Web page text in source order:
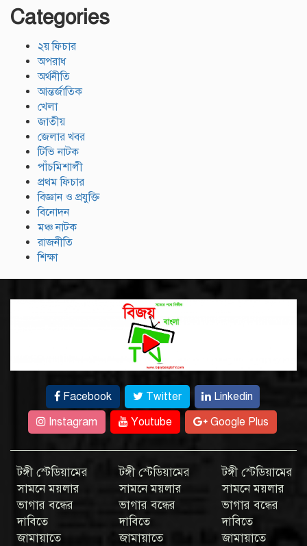
Categories
২য় ফিচার
অপরাধ
অর্থনীতি
আন্তর্জাতিক
খেলা
জাতীয়
জেলার খবর
টিভি নাটক
পাঁচমিশালী
প্রথম ফিচার
বিজ্ঞান ও প্রযুক্তি
বিনোদন
মঞ্চ নাটক
রাজনীতি
শিক্ষা
Facebook Twitter
Linkedin
Instagram
Youtube Google Plus
টঙ্গী স্টেডিয়ামের
সামনে ময়লার
ভাগার বন্ধের
দাবিতে
জামায়াতে
টঙ্গী স্টেডিয়ামের
সামনে ময়লার
ভাগার বন্ধের
দাবিতে
জামায়াতে
টঙ্গী স্টেডিয়ামের
সামনে ময়লার
ভাগার বন্ধের
দাবিতে
জামায়াতে